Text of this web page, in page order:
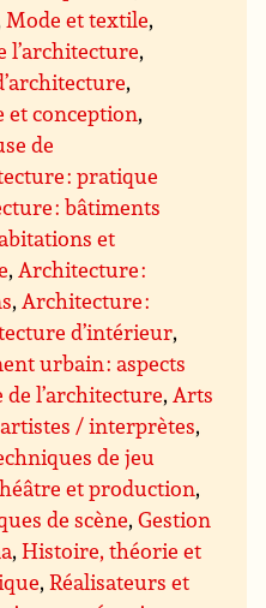
Mode et textile,
l’architecture,
,
conception,
de
: pratique
: bâtiments
et
,Architecture :
,Architecture :
d’intérieur,
urbain : aspects
l’architecture,Arts
/ interprètes,
de jeu
et production,
de scène,Gestion
,Histoire, théorie et
,Réalisateurs et